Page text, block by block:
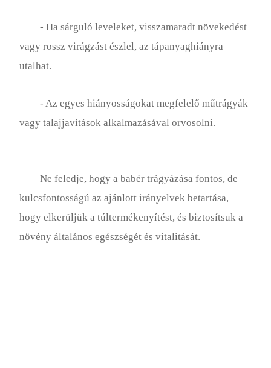
- Ha sárguló leveleket, visszamaradt növekedést
vagy rossz virágzást észlel, az tápanyaghiányra
utalhat.
- Az egyes hiányosságokat megfelelő műtrágyák
vagy talajjavítások alkalmazásával orvosolni.
Ne feledje, hogy a babér trágyázása fontos, de
kulcsfontosságú az ajánlott irányelvek betartása,
hogy elkerüljük a túltermékenyítést, és biztosítsuk a
növény általános egészségét és vitalitását.